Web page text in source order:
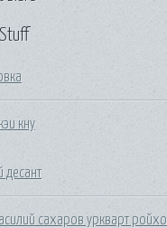
кну
десант
сахаров уркварт ройхо